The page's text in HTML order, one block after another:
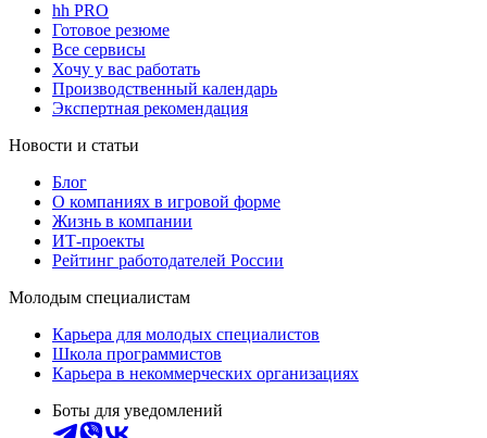
hh PRO
Готовое резюме
Все сервисы
Хочу у вас работать
Производственный календарь
Экспертная рекомендация
Новости и статьи
Блог
О компаниях в игровой форме
Жизнь в компании
ИТ-проекты
Рейтинг работодателей России
Молодым специалистам
Карьера для молодых специалистов
Школа программистов
Карьера в некоммерческих организациях
Боты для уведомлений